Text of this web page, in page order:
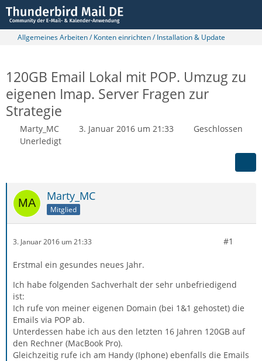
Allgemeines Arbeiten / Konten einrichten / Installation & Update
120GB Email Lokal mit POP. Umzug zu
eigenen Imap. Server Fragen zur
Strategie
Marty_MC 3. Januar 2016 um 21:33
Geschlossen
Unerledigt
Marty_MC
Mitglied
3. Januar 2016 um 21:33 #1
Erstmal ein gesundes neues Jahr.
Ich habe folgenden Sachverhalt der sehr unbefriedigend
ist:
Ich rufe von meiner eigenen Domain (bei 1&1 gehostet) die
Emails via POP ab.
Unterdessen habe ich aus den letzten 16 Jahren 120GB auf
den Rechner (MacBook Pro).
Gleichzeitig rufe ich am Handy (Iphone) ebenfalls die Emails